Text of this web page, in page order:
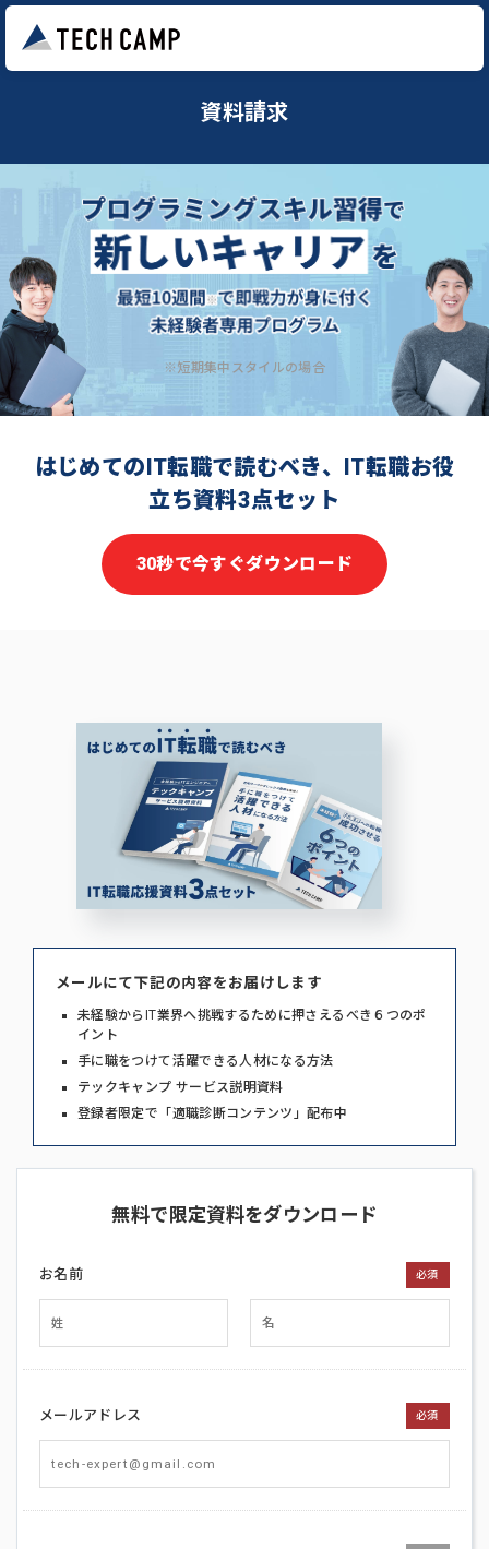
資料請求
※短期集中スタイルの場合
はじめてのIT転職で読むべき、IT転職お役
立ち資料3点セット
30秒で今すぐダウンロード
メールにて下記の内容をお届けします
未経験からIT業界へ挑戦するために押さえるべき６つのポ
イント
手に職をつけて活躍できる人材になる方法
テックキャンプ サービス説明資料
登録者限定で「適職診断コンテンツ」配布中
無料で限定資料をダウンロード
お名前 必須
メールアドレス 必須